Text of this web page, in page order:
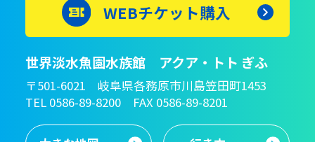
WEBチケット購入
世界淡水魚園水族館 アクア・トト ぎふ
〒501-6021 岐阜県各務原市川島笠田町1453
TEL 0586-89-8200 FAX 0586-89-8201